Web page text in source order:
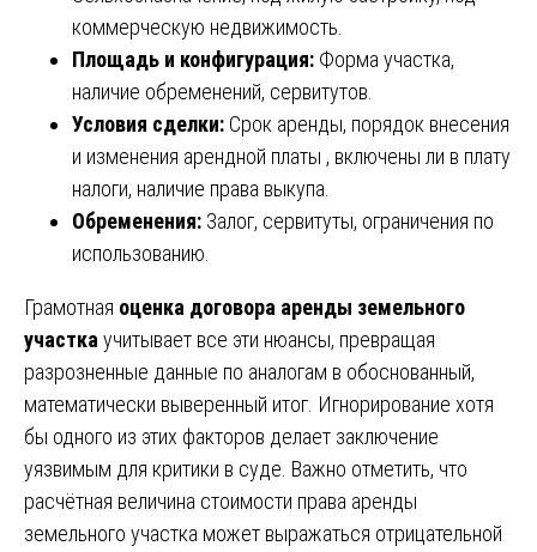
коммерческую недвижимость.
Площадь и конфигурация: Форма участка,
наличие обременений, сервитутов.
Условия сделки: Срок аренды, порядок внесения
и изменения арендной платы , включены ли в плату
налоги, наличие права выкупа.
Обременения: Залог, сервитуты, ограничения по
использованию.
Грамотная оценка договора аренды земельного
участкаучитывает все эти нюансы, превращая
разрозненные данные по аналогам в обоснованный,
математически выверенный итог. Игнорирование хотя
бы одного из этих факторов делает заключение
уязвимым для критики в суде. Важно отметить, что
расчётная величина стоимости права аренды
земельного участка может выражаться отрицательной